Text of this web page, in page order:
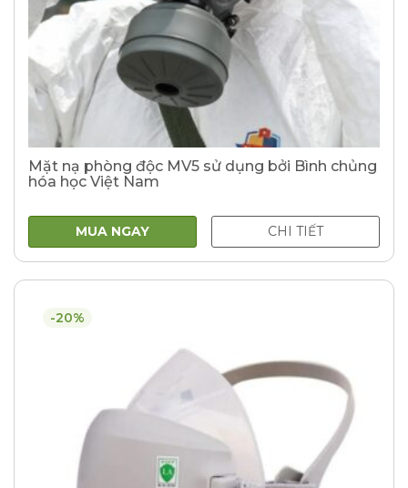
Mặt nạ phòng độc MV5 sử dụng bởi Bình chủng
hóa học Việt Nam
MUA NGAY CHI TIẾT
-20%